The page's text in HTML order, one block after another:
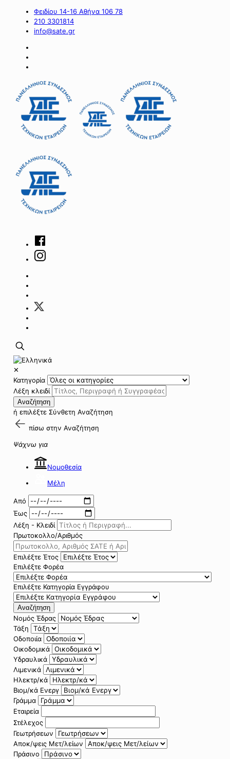
Φειδίου 14-16 Αθήνα 106 78
210 3301814
info@sate.gr
✕
Κατηγορία
Λέξη κλειδί
Αναζήτηση
ή επιλέξτε Σύνθετη Αναζήτηση
πίσω στην Αναζήτηση
Ψάχνω για
Νομοθεσία
Μέλη
Από
Έως
Λέξη - Κλειδί
Πρωτοκολλο/Αριθμός
Επιλέξτε Έτος
Επιλέξτε Φορέα
Επιλέξτε Κατηγορία Εγγράφου
Αναζήτηση
Νομός Έδρας
Τάξη
Οδοποιία
Οικοδομικά
Υδραυλικά
Λιμενικά
Ηλεκτρ/κά
Βιομ/κά Ενεργ
Γράμμα
Εταιρεία
Στέλεχος
Γεωτρήσεων
Αποκ/ψεις Μετ/λείων
Πράσινο